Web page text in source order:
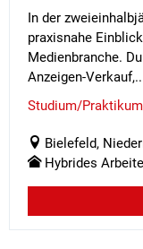
In der
praxisnahe
Medienbranche.
Anzeigen-
Studium/
Bielefeld,
Hybrides